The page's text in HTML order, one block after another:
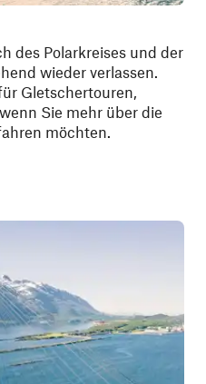
des Polarkreises und der
wieder verlassen.
Gletschertouren,
Sie mehr über die
möchten.